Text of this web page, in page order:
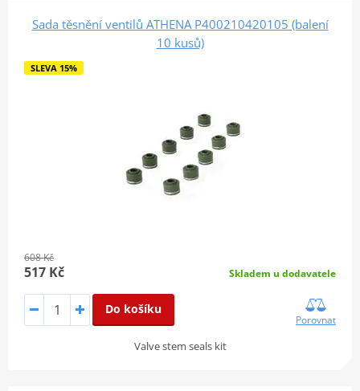
Sada těsnění ventilů ATHENA P400210420105 (balení
10 kusů)
SLEVA 15%
608 Kč
517 Kč Skladem u dodavatele
Do košíku
Porovnat
Valve stem seals kit